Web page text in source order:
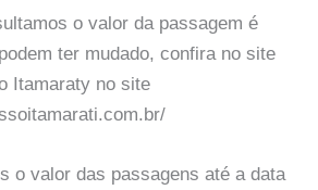
o valor da passagem é
ter mudado, confira no site
Itamaraty no site
o valor das passagens até a data